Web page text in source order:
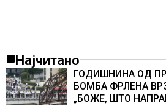
Најчитано
ГОДИШНИНА ОД
БОМБА ФРЛЕНА
„БОЖЕ, ШТО